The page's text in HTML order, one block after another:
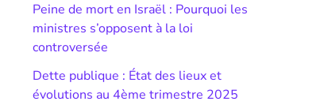
Peine de mort en Israël : Pourquoi les
ministres s’opposent à la loi
controversée
Dette publique : État des lieux et
évolutions au 4ème trimestre 2025